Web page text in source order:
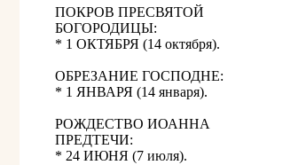
ПОКРОВ ПРЕСВЯТОЙ
БОГОРОДИЦЫ:
* 1 ОКТЯБРЯ (14 октября).
ОБРЕЗАНИЕ ГОСПОДНЕ:
* 1 ЯНВАРЯ (14 января).
РОЖДЕСТВО ИОАННА
ПРЕДТЕЧИ:
* 24 ИЮНЯ (7 июля).